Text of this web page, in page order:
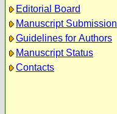
Editorial Board
Manuscript Submission
Guidelines for Authors
Manuscript Status
Contacts